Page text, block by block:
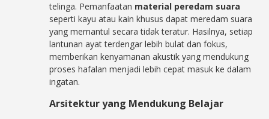
telinga. Pemanfaatan material peredam suara
seperti kayu atau kain khusus dapat meredam suara
yang memantul secara tidak teratur. Hasilnya, setiap
lantunan ayat terdengar lebih bulat dan fokus,
memberikan kenyamanan akustik yang mendukung
proses hafalan menjadi lebih cepat masuk ke dalam
ingatan.
Arsitektur yang Mendukung Belajar